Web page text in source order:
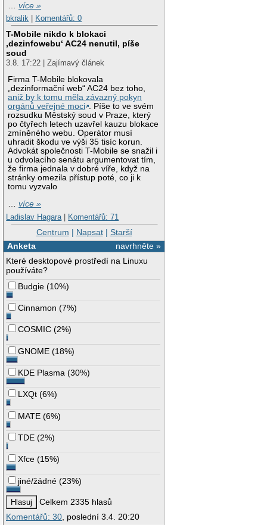
…více »
bkralik
Komentářů: 0
T-Mobile nikdo k blokaci
‚dezinfowebu‘ AC24 nenutil, píše
soud
3.8. 17:22 | Zajímavý článek
Firma T-Mobile blokovala
„dezinformační web“ AC24 bez toho,
aniž by k tomu měla závazný pokyn
orgánů veřejné moci . Píše to ve svém
rozsudku Městský soud v Praze, který
po čtyřech letech uzavřel kauzu blokace
zmíněného webu. Operátor musí
uhradit škodu ve výši 35 tisíc korun.
Advokát společnosti T-Mobile se snažil i
u odvolacího senátu argumentovat tím,
že firma jednala v dobré víře, když na
stránky omezila přístup poté, co ji k
tomu vyzvalo
…více »
Ladislav Hagara | Komentářů: 71
Centrum | Napsat| Starší
navrhněte »
Anketa
Které desktopové prostředí na Linuxu
používáte?
Budgie (10%)
Cinnamon (7%)
COSMIC (2%)
GNOME (18%)
KDE Plasma (30%)
LXQt (6%)
MATE (6%)
TDE (2%)
Xfce (15%)
jiné/žádné (23%)
Celkem 2335 hlasů
Komentářů: 30, poslední 3.4. 20:20